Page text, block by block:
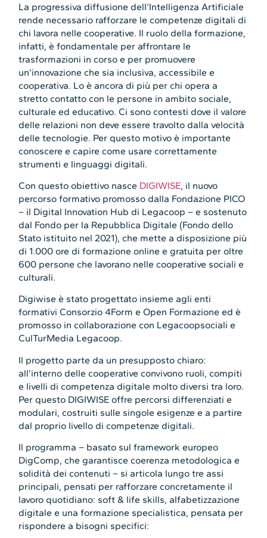
La progressiva diffusione dell’Intelligenza Artificiale
rende necessario rafforzare le competenze digitali di
chi lavora nelle cooperative. Il ruolo della formazione,
infatti, è fondamentale per affrontare le
trasformazioni in corso e per promuovere
un’innovazione che sia inclusiva, accessibile e
cooperativa. Lo è ancora di più per chi opera a
stretto contatto con le persone in ambito sociale,
culturale ed educativo. Ci sono contesti dove il valore
delle relazioni non deve essere travolto dalla velocità
delle tecnologie. Per questo motivo è importante
conoscere e capire come usare correttamente
strumenti e linguaggi digitali.
Con questo obiettivo nasce DIGIWISE, il nuovo
percorso formativo promosso dalla Fondazione PICO
– il Digital Innovation Hub di Legacoop – e sostenuto
dal Fondo per la Repubblica Digitale (Fondo dello
Stato istituito nel 2021), che mette a disposizione più
di 1.000 ore di formazione online e gratuita per oltre
600 persone che lavorano nelle cooperative sociali e
culturali.
Digiwise è stato progettato insieme agli enti
formativi Consorzio 4Form e Open Formazione ed è
promosso in collaborazione con Legacoopsociali e
CulTurMedia Legacoop.
Il progetto parte da un presupposto chiaro:
all’interno delle cooperative convivono ruoli, compiti
e livelli di competenza digitale molto diversi tra loro.
Per questo DIGIWISE offre percorsi differenziati e
modulari, costruiti sulle singole esigenze e a partire
dal proprio livello di competenze digitali.
Il programma – basato sul framework europeo
DigComp, che garantisce coerenza metodologica e
solidità dei contenuti – si articola lungo tre assi
principali, pensati per rafforzare concretamente il
lavoro quotidiano: soft & life skills, alfabetizzazione
digitale e una formazione specialistica, pensata per
rispondere a bisogni specifici: